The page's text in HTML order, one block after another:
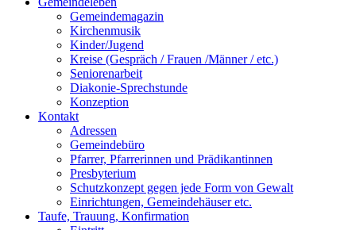
Gemeindemagazin
Kirchenmusik
Kinder/Jugend
Kreise (Gespräch / Frauen /Männer / etc.)
Seniorenarbeit
Diakonie-Sprechstunde
Konzeption
Kontakt
Adressen
Gemeindebüro
Pfarrer, Pfarrerinnen und Prädikantinnen
Presbyterium
Schutzkonzept gegen jede Form von Gewalt
Einrichtungen, Gemeindehäuser etc.
Taufe, Trauung, Konfirmation